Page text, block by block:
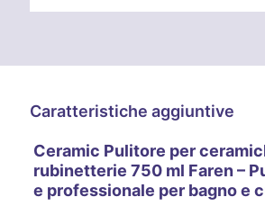
Caratteristiche aggiuntive
Ceramic Pulitore per
rubinetterie 750 ml Faren –
e professionale per bagno e